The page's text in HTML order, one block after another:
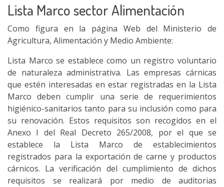
Lista Marco sector Alimentación
Como figura en la página Web del Ministerio de
Agricultura, Alimentación y Medio Ambiente:
Lista Marco se establece como un registro voluntario
de naturaleza administrativa. Las empresas cárnicas
que estén interesadas en estar registradas en la Lista
Marco deben cumplir una serie de requerimientos
higiénico-sanitarios tanto para su inclusión como para
su renovación. Estos requisitos son recogidos en el
Anexo I del Real Decreto 265/2008, por el que se
establece la Lista Marco de establecimientos
registrados para la exportación de carne y productos
cárnicos. La verificación del cumplimiento de dichos
requisitos se realizará por medio de auditorias